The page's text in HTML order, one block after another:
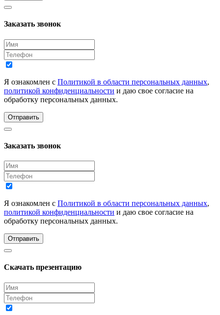
Заказать звонок
Я ознакомлен с Политикой в области персональных данных,
политикой конфиденциальности и даю свое согласие на
обработку персональных данных.
Отправить
Заказать звонок
Я ознакомлен с Политикой в области персональных данных,
политикой конфиденциальности и даю свое согласие на
обработку персональных данных.
Отправить
Скачать презентацию